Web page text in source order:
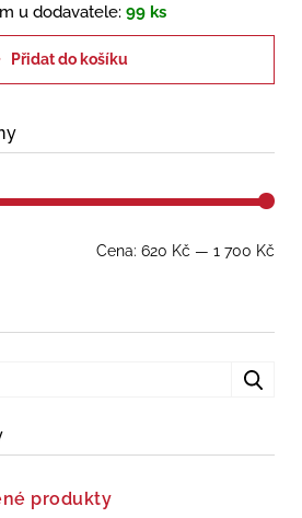
u dodavatele: 99 ks
Přidat do košíku
Cena: 620 Kč — 1 700 Kč
produkty